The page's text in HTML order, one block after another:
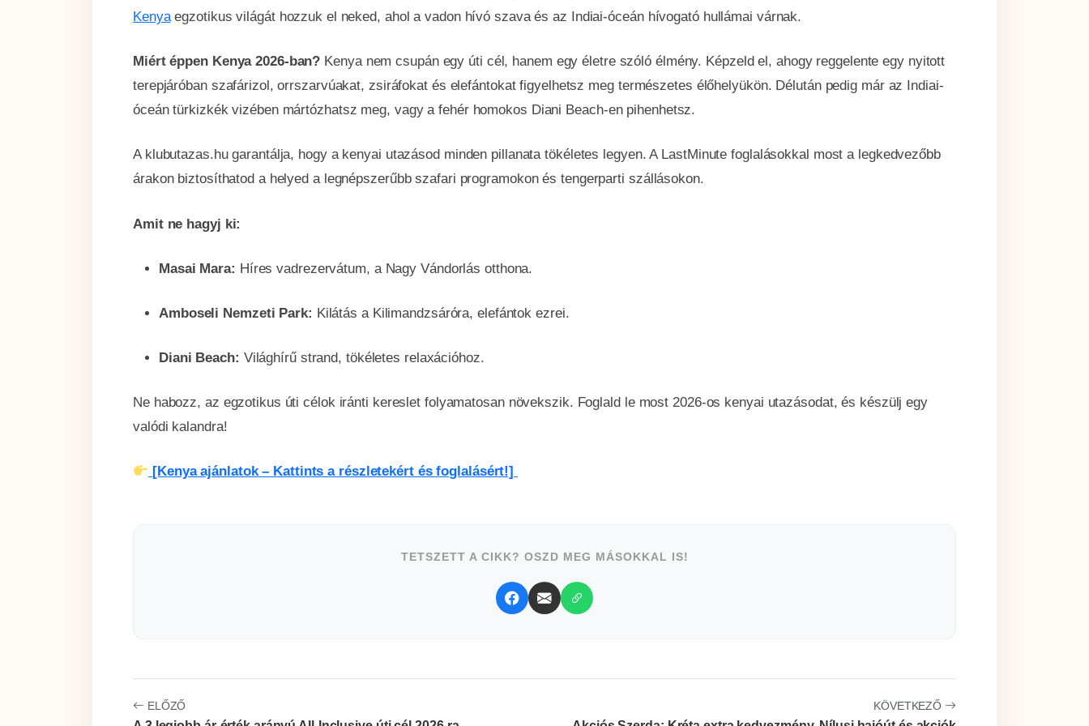
Kenyaegzotikus világát hozzuk el neked, ahol a vadon hívó szava és az Indiai-óceán hívogató hullámai várnak.
Miért éppen Kenya 2026-ban? Kenya nem csupán egy úti cél, hanem egy életre szóló élmény. Képzeld el, ahogy reggelente egy nyitott
terepjáróban szafárizol, orrszarvúakat, zsiráfokat és elefántokat figyelhetsz meg természetes élőhelyükön. Délután pedig már az Indiai-
óceán türkizkék vizében mártózhatsz meg, vagy a fehér homokos Diani Beach-en pihenhetsz.
A klubutazas.hu garantálja, hogy a kenyai utazásod minden pillanata tökéletes legyen. A LastMinute foglalásokkal most a legkedvezőbb
árakon biztosíthatod a helyed a legnépszerűbb szafari programokon és tengerparti szállásokon.
Amit ne hagyj ki:
Masai Mara: Híres vadrezervátum, a Nagy Vándorlás otthona.
Amboseli Nemzeti Park: Kilátás a Kilimandzsáróra, elefántok ezrei.
Diani Beach: Világhírű strand, tökéletes relaxációhoz.
Ne habozz, az egzotikus úti célok iránti kereslet folyamatosan növekszik. Foglald le most 2026-os kenyai utazásodat, és készülj egy
valódi kalandra!
[Kenya ajánlatok – Kattints a részletekért és foglalásért!]
TETSZETT A CIKK? OSZD MEG MÁSOKKAL IS!
ELŐZŐ KÖVETKEZŐ
Kérem az ajánlatokat!